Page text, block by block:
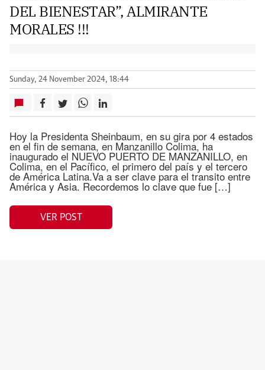
DEL BIENESTAR”, ALMIRANTE
MORALES !!!
Sunday, 24 November 2024, 18:44
Hoy la Presidenta Sheinbaum, en su gira por 4 estados
en el fin de semana, en Manzanillo Colima, ha
inaugurado el NUEVO PUERTO DE MANZANILLO, en
Colima, en el Pacífico, el primero del país y el tercero
de América Latina.Va a ser clave para el transito entre
América y Asia. Recordemos lo clave que fue […]
VER POST